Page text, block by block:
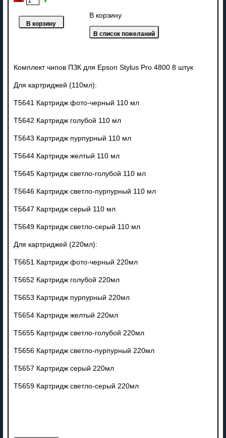
В корзину
Комплект чипов ПЗК для Epson Stylus Pro 4800 8 штук
Для картриджей (110мл):
T5641 Картридж фото-черный 110 мл
T5642 Картридж голубой 110 мл
T5643 Картридж пурпурный 110 мл
T5644 Картридж желтый 110 мл
T5645 Картридж светло-голубой 110 мл
T5646 Картридж светло-пурпурный 110 мл
T5647 Картридж серый 110 мл
T5649 Картридж светло-серый 110 мл
Для картриджей (220мл):
T5651 Картридж фото-черный 220мл
T5652 Картридж голубой 220мл
T5653 Картридж пурпурный 220мл
T5654 Картридж желтый 220мл
T5655 Картридж светло-голубой 220мл
T5656 Картридж светло-пурпурный 220мл
T5657 Картридж серый 220мл
T5659 Картридж светло-серый 220мл